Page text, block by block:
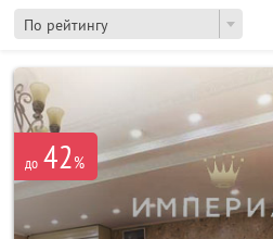
По рейтингу
до 42%